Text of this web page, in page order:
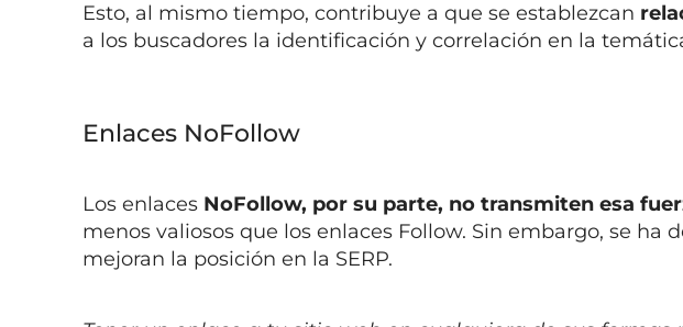
Esto, al mismo tiempo, contribuye a que se establezcan
a los buscadores la identificación y correlación en la
Enlaces NoFollow
Los enlaces NoFollow, por su parte, no transmiten esa
menos valiosos que los enlaces Follow. Sin embargo, se ha
mejoran la posición en la SERP.